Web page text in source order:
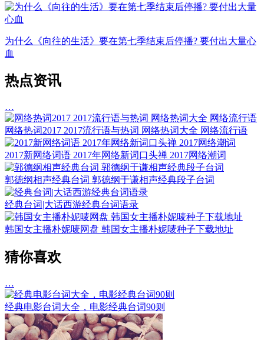
为什么《向往的生活》要在第七季结束后停播? 要付出大量心
血
热点资讯
…
网络热词2017 2017流行语与热词 网络热词大全 网络流行语
2017新网络词语 2017年网络新词口头禅 2017网络潮词
郭德纲相声经典台词 郭德纲于谦相声经典段子台词
经典台词|大话西游经典台词语录
韩国女主播朴妮唛网盘 韩国女主播朴妮唛种子下载地址
猜你喜欢
…
经典电影台词大全，电影经典台词90则